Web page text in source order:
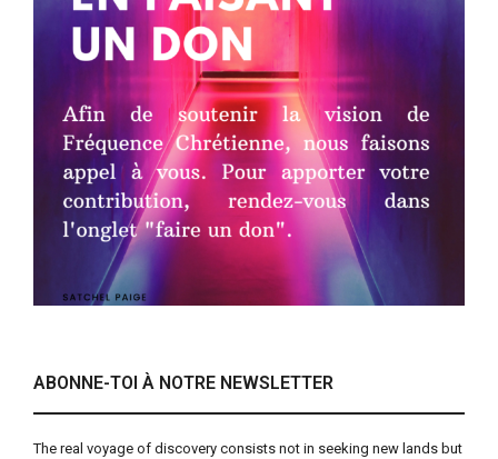
ABONNE-TOI À NOTRE NEWSLETTER
The real voyage of discovery consists not in seeking new lands but